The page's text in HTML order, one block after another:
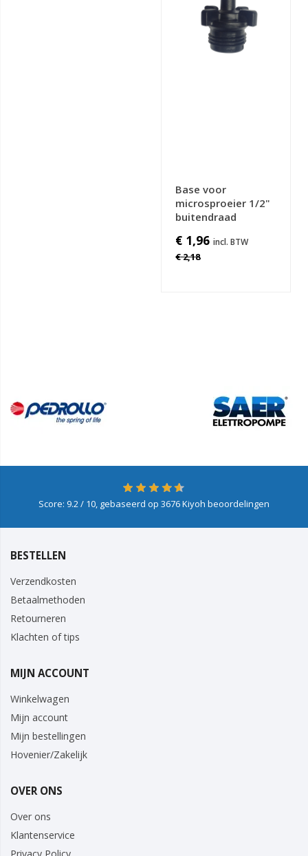
Base voor
microsproeier 1/2"
buitendraad
€ 1,96
€ 2,18
Score: 9.2/ 10, gebaseerd op 3676Kiyoh beoordelingen
BESTELLEN
Verzendkosten
Betaalmethoden
Retourneren
Klachten of tips
MIJN ACCOUNT
Winkelwagen
Mijn account
Mijn bestellingen
Hovenier/Zakelijk
OVER ONS
Over ons
Klantenservice